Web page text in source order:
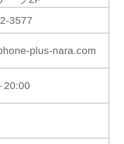
3577
plus-nara.com
20:00